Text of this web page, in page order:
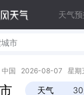
天气
中国 2026-08-07 星期
天气